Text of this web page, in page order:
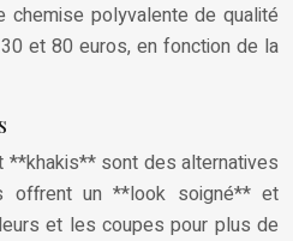
chemise polyvalente de qualité
et 80 euros, en fonction de la
sont des alternatives
offrent un **look soigné** et
et les coupes pour plus de